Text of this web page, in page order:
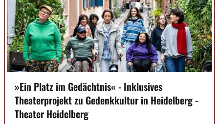
»Ein Platz im Gedächtnis« - Inklusives
Theaterprojekt zu Gedenkkultur in Heidelberg -
Theater Heidelberg